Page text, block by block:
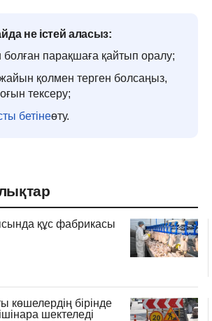
не істей аласыз:
болған парақшаға қайтып оралу;
қолмен терген болсаңыз,
тексеру;
бетінеөту.
құс фабрикасы
көшелердің бірінде
шектеледі